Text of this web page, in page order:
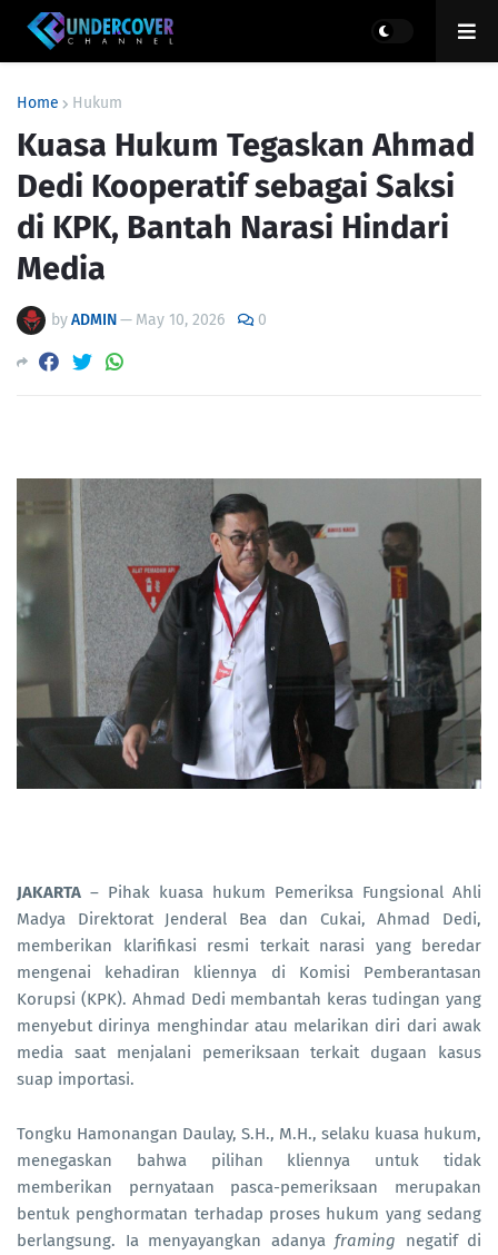
Home Hukum
Kuasa Hukum Tegaskan Ahmad
Dedi Kooperatif sebagai Saksi
di KPK, Bantah Narasi Hindari
Media
byADMIN— May 10, 2026 0
JAKARTA – Pihak kuasa hukum Pemeriksa Fungsional Ahli
Madya Direktorat Jenderal Bea dan Cukai, Ahmad Dedi,
memberikan klarifikasi resmi terkait narasi yang beredar
mengenai kehadiran kliennya di Komisi Pemberantasan
Korupsi (KPK). Ahmad Dedi membantah keras tudingan yang
menyebut dirinya menghindar atau melarikan diri dari awak
media saat menjalani pemeriksaan terkait dugaan kasus
suap importasi.
Tongku Hamonangan Daulay, S.H., M.H., selaku kuasa hukum,
menegaskan bahwa pilihan kliennya untuk tidak
memberikan pernyataan pasca-pemeriksaan merupakan
bentuk penghormatan terhadap proses hukum yang sedang
berlangsung. Ia menyayangkan adanya framing negatif di